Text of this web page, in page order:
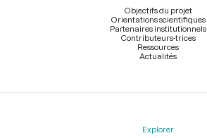
Objectifs du projet
Orientations scientifiques
Partenaires institutionnels
Contributeurs-trices
Ressources
Actualités
Explorer